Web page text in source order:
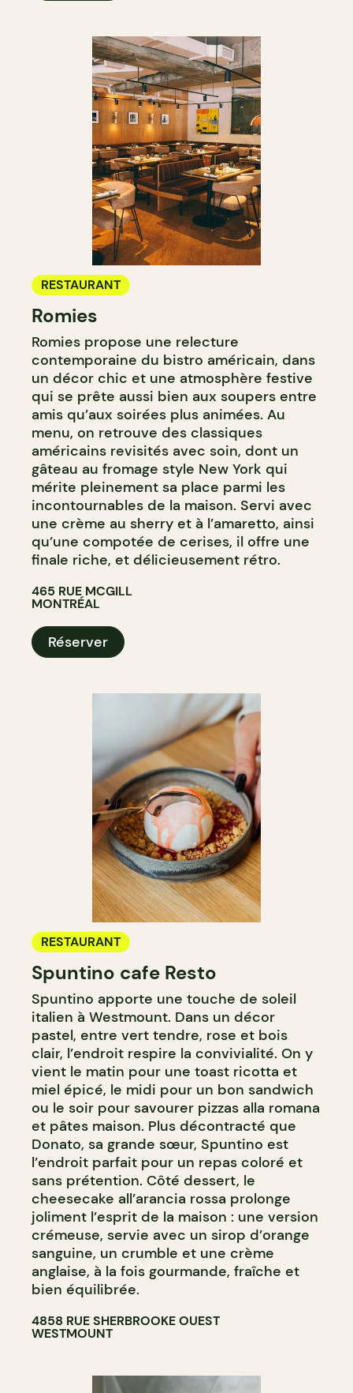
RESTAURANT
Romies
Romies propose une relecture
contemporaine du bistro américain, dans
un décor chic et une atmosphère festive
qui se prête aussi bien aux soupers entre
amis qu’aux soirées plus animées. Au
menu, on retrouve des classiques
américains revisités avec soin, dont un
gâteau au fromage style New York qui
mérite pleinement sa place parmi les
incontournables de la maison. Servi avec
une crème au sherry et à l’amaretto, ainsi
qu’une compotée de cerises, il offre une
finale riche, et délicieusement rétro.
465 RUE MCGILL
MONTRÉAL
Réserver
RESTAURANT
Spuntino cafe Resto
Spuntino apporte une touche de soleil
italien à Westmount. Dans un décor
pastel, entre vert tendre, rose et bois
clair, l’endroit respire la convivialité. On y
vient le matin pour une toast ricotta et
miel épicé, le midi pour un bon sandwich
ou le soir pour savourer pizzas alla romana
et pâtes maison. Plus décontracté que
Donato, sa grande sœur, Spuntino est
l’endroit parfait pour un repas coloré et
sans prétention. Côté dessert, le
cheesecake all’arancia rossa prolonge
joliment l’esprit de la maison : une version
crémeuse, servie avec un sirop d’orange
sanguine, un crumble et une crème
anglaise, à la fois gourmande, fraîche et
bien équilibrée.
4858 RUE SHERBROOKE OUEST
WESTMOUNT